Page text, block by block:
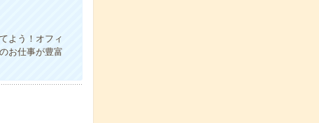
よう！オフィ
お仕事が豊富